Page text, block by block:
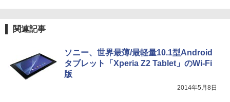
関連記事
ソニー、世界最薄/最軽量10.1型Android
タブレット「Xperia Z2 Tablet」のWi-Fi
版
2014年5月8日